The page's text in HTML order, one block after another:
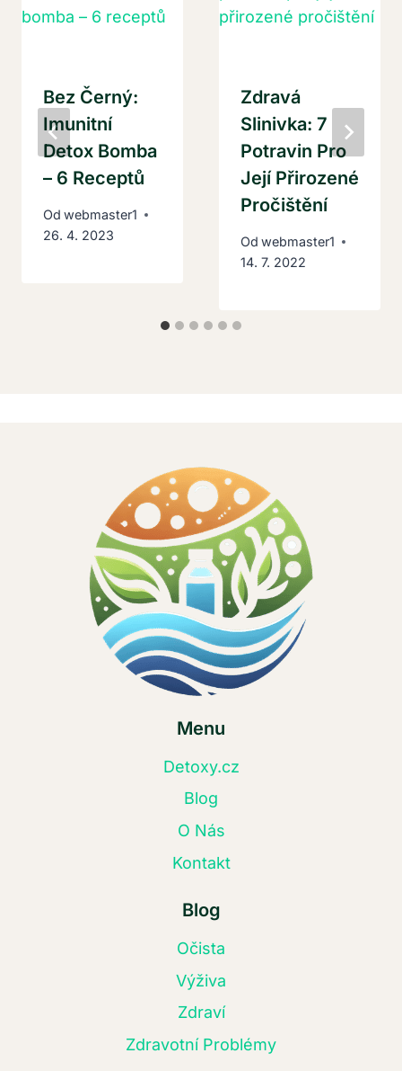
Bez Černý:
Imunitní
Detox Bomba
– 6 Receptů
Od webmaster1
26. 4. 2023
Zdravá
Slinivka: 7
Potravin Pro
Její Přirozené
Pročištění
Od webmaster1
14. 7. 2022
Menu
Detoxy.cz
Blog
O Nás
Kontakt
Blog
Očista
Výživa
Zdraví
Zdravotní Problémy